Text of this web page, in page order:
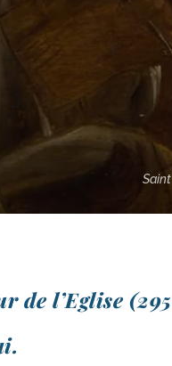
de l’Eglise